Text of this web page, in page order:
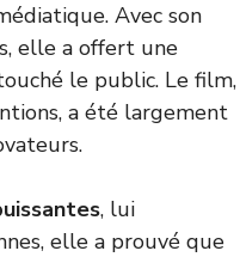
Avec son
elle a offert une
le public. Le film,
a été largement
, lui
elle a prouvé que